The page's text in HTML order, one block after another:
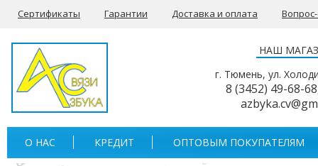
Сертификаты Гарантии Доставка и оплата
НАШ
г. Тюмень, ул.
8 (3452) 49-68-68
О НАС КРЕДИТ ОПТОВЫМ ПОКУПАТЕЛЯМ